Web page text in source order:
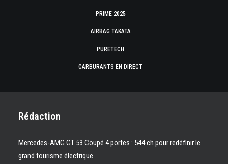
PRIME 2025
AIRBAG TAKATA
PURETECH
CARBURANTS EN DIRECT
Rédaction
Mercedes-AMG GT 53 Coupé 4 portes : 544 ch pour redéfinir le
grand tourisme électrique